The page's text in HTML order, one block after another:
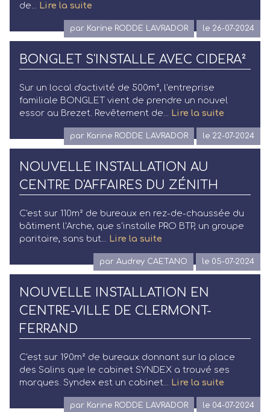
de...
Lire la suite
par Karine RODDE LAVRADOR le 26-07-2024
BONGLET S'INSTALLE AVEC CIDERA²
Sur un local d'activité de 500m², l'entreprise
familiale BONGLET vient de prendre un nouvel
essor au Brezet. Revêtement de...
Lire la suite
par Karine RODDE LAVRADOR le 22-07-2024
NOUVELLE INSTALLATION AU
CENTRE D'AFFAIRES DU ZÉNITH
C'est sur 110m² de bureaux en rez-de-chaussée du
bâtiment l'Arche, que s'installe PRO BTP, un groupe
paritaire, sans but...
Lire la suite
par Audrey CAETANO le 05-07-2024
NOUVELLE INSTALLATION EN
CENTRE-VILLE DE CLERMONT-
FERRAND
C'est sur 190m² de bureaux donnant sur la place
des Salins que le cabinet SYNDEX a trouvé ses
marques. Syndex est un cabinet...
Lire la suite
par Karine RODDE LAVRADOR le 04-07-2024